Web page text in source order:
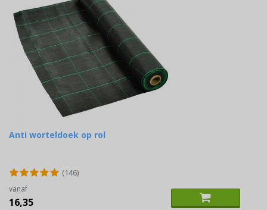
Anti worteldoek op rol
(146)
vanaf
16,35